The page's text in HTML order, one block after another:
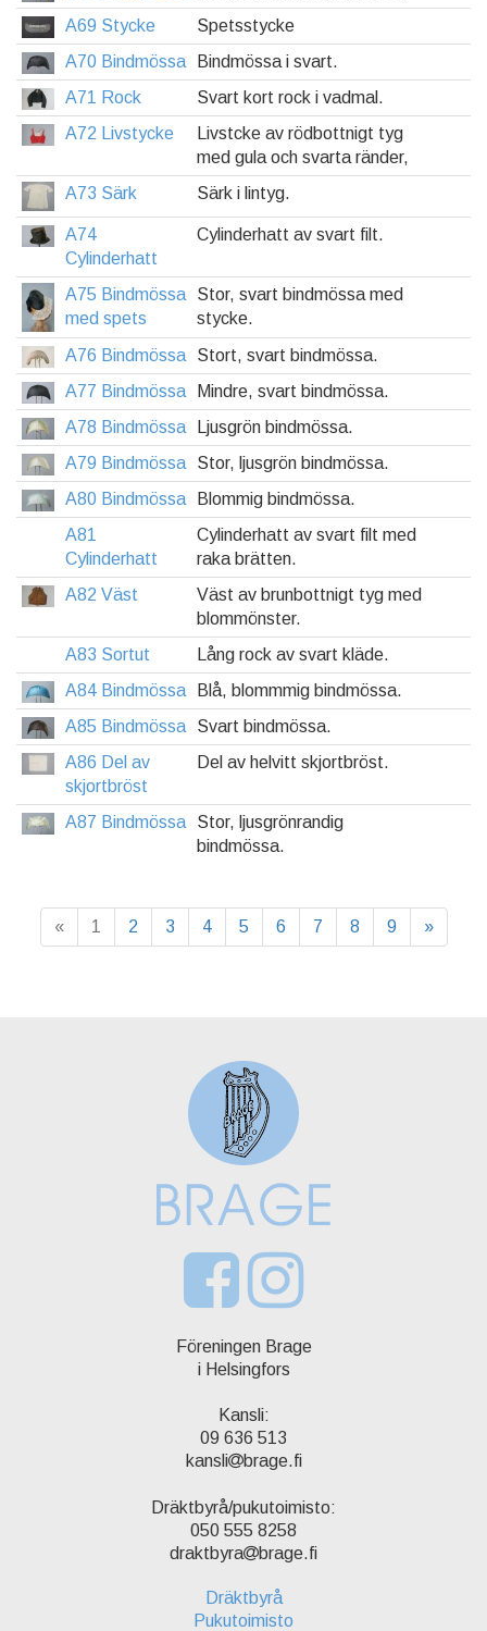
A69 Stycke
Spetsstycke
A70 Bindmössa
Bindmössa i svart.
A71 Rock
Svart kort rock i vadmal.
A72 Livstycke
Livstcke av rödbottnigt tyg
med gula och svarta ränder,
A73 Särk
Särk i lintyg.
A74
Cylinderhatt
Cylinderhatt av svart filt.
A75 Bindmössa
med spets
Stor, svart bindmössa med
stycke.
A76 Bindmössa
Stort, svart bindmössa.
A77 Bindmössa
Mindre, svart bindmössa.
A78 Bindmössa
Ljusgrön bindmössa.
A79 Bindmössa
Stor, ljusgrön bindmössa.
A80 Bindmössa
Blommig bindmössa.
A81
Cylinderhatt
Cylinderhatt av svart filt med
raka brätten.
A82 Väst
Väst av brunbottnigt tyg med
blommönster.
A83 Sortut
Lång rock av svart kläde.
A84 Bindmössa
Blå, blommmig bindmössa.
A85 Bindmössa
Svart bindmössa.
A86 Del av
skjortbröst
Del av helvitt skjortbröst.
A87 Bindmössa
Stor, ljusgrönrandig
bindmössa.
« 1 2 3 4 5 6 7 8 9 »
Föreningen Brage
i Helsingfors
Kansli:
09 636 513
kansli
brage.fi
Dräktbyrå/pukutoimisto:
050 555 8258
draktbyra
brage.fi
Dräktbyrå
Pukutoimisto